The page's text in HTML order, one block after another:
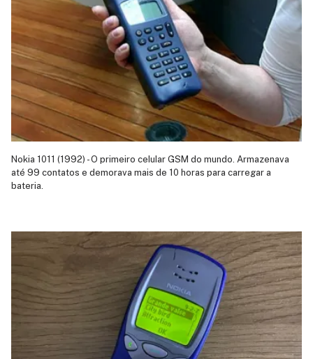
Nokia 1011 (1992) - O primeiro celular GSM do mundo. Armazenava
até 99 contatos e demorava mais de 10 horas para carregar a
bateria.